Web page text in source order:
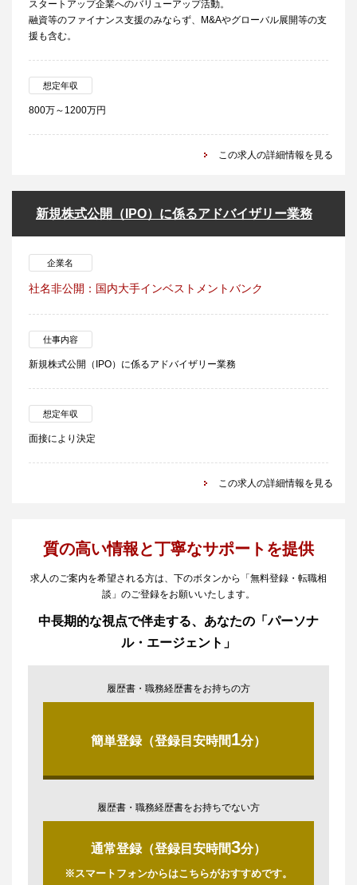
スタートアップ企業へのバリューアップ活動。
融資等のファイナンス支援のみならず、M&Aやグローバル展開等の支
援も含む。
想定年収
800万～1200万円
この求人の詳細情報を見る
新規株式公開（IPO）に係るアドバイザリー業務
企業名
社名非公開：国内大手インベストメントバンク
仕事内容
新規株式公開（IPO）に係るアドバイザリー業務
想定年収
面接により決定
この求人の詳細情報を見る
質の高い情報と丁寧なサポートを提供
求人のご案内を希望される方は、下のボタンから「無料登録・転職相
談」のご登録をお願いいたします。
中長期的な視点で伴走する、あなたの「パーソナ
ル・エージェント」
履歴書・職務経歴書をお持ちの方
簡単登録（登録目安時間1分）
履歴書・職務経歴書をお持ちでない方
通常登録（登録目安時間3分）
※スマートフォンからはこちらがおすすめです。